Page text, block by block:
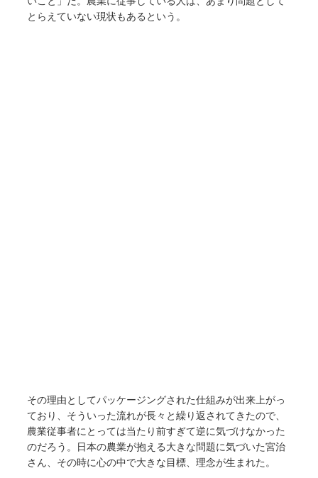
とらえていない現状もあるという。
その理由としてパッケージングされた仕組みが出来上がっ
ており、そういった流れが長々と繰り返されてきたので、
農業従事者にとっては当たり前すぎて逆に気づけなかった
のだろう。日本の農業が抱える大きな問題に気づいた宮治
さん、その時に心の中で大きな目標、理念が生まれた。